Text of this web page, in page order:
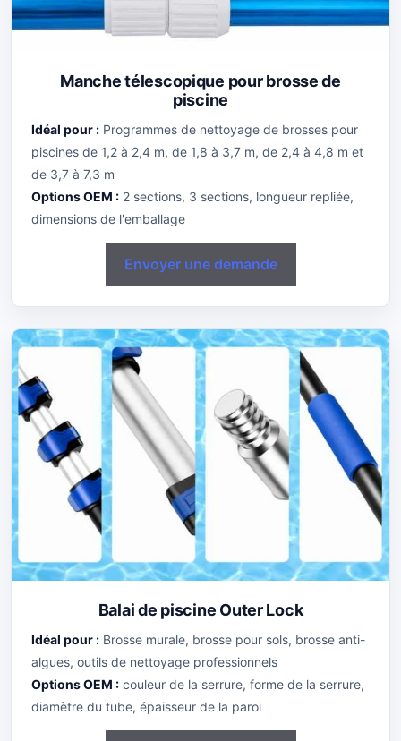
Manche télescopique pour brosse de
piscine
Idéal pour : Programmes de nettoyage de brosses pour
piscines de 1,2 à 2,4 m, de 1,8 à 3,7 m, de 2,4 à 4,8 m et
de 3,7 à 7,3 m
Options OEM : 2 sections, 3 sections, longueur repliée,
dimensions de l'emballage
Envoyer une demande
Balai de piscine Outer Lock
Idéal pour : Brosse murale, brosse pour sols, brosse anti-
algues, outils de nettoyage professionnels
Options OEM : couleur de la serrure, forme de la serrure,
diamètre du tube, épaisseur de la paroi